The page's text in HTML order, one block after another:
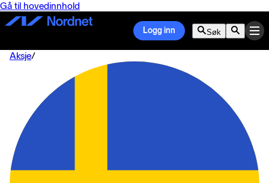
Gå til hovedinnhold
Logg inn Søk
Aksje/